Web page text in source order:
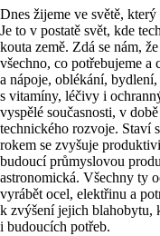
Dnes žijeme ve světě,
Je to v postatě svět, kde
kouta země. Zdá se nám,
všechno, co potřebujeme a
a nápoje, oblékání,
s vitamíny, léčivy i
vyspělé současnosti, v
technického rozvoje. Staví
rokem se zvyšuje
budoucí průmyslovou
astronomická. Všechny ty
vyrábět ocel, elektřinu a
k zvýšení jejich blahobytu,
i budoucích potřeb.